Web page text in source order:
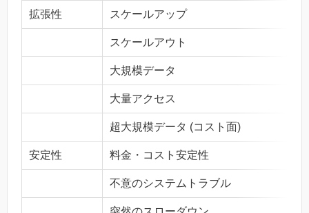
拡張性 スケールアップ
スケールアウト
大規模データ
大量アクセス
超大規模データ (コスト面)
安定性 料金・コスト安定性
不意のシステムトラブル